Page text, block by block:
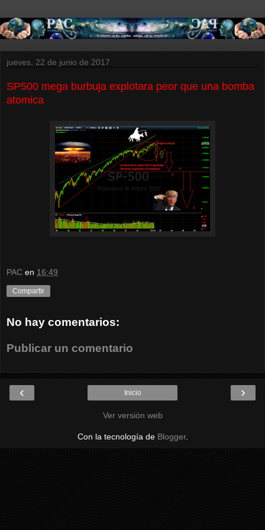
jueves, 22 de junio de 2017
SP500 mega burbuja explotara peor que una bomba
atomica
PAC en 16:49
Compartir
No hay comentarios:
Publicar un comentario
‹ ›
Inicio
Ver versión web
Con la tecnología de Blogger.